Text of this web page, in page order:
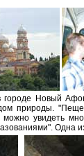
городе Новый
природы.
увидеть
Одна